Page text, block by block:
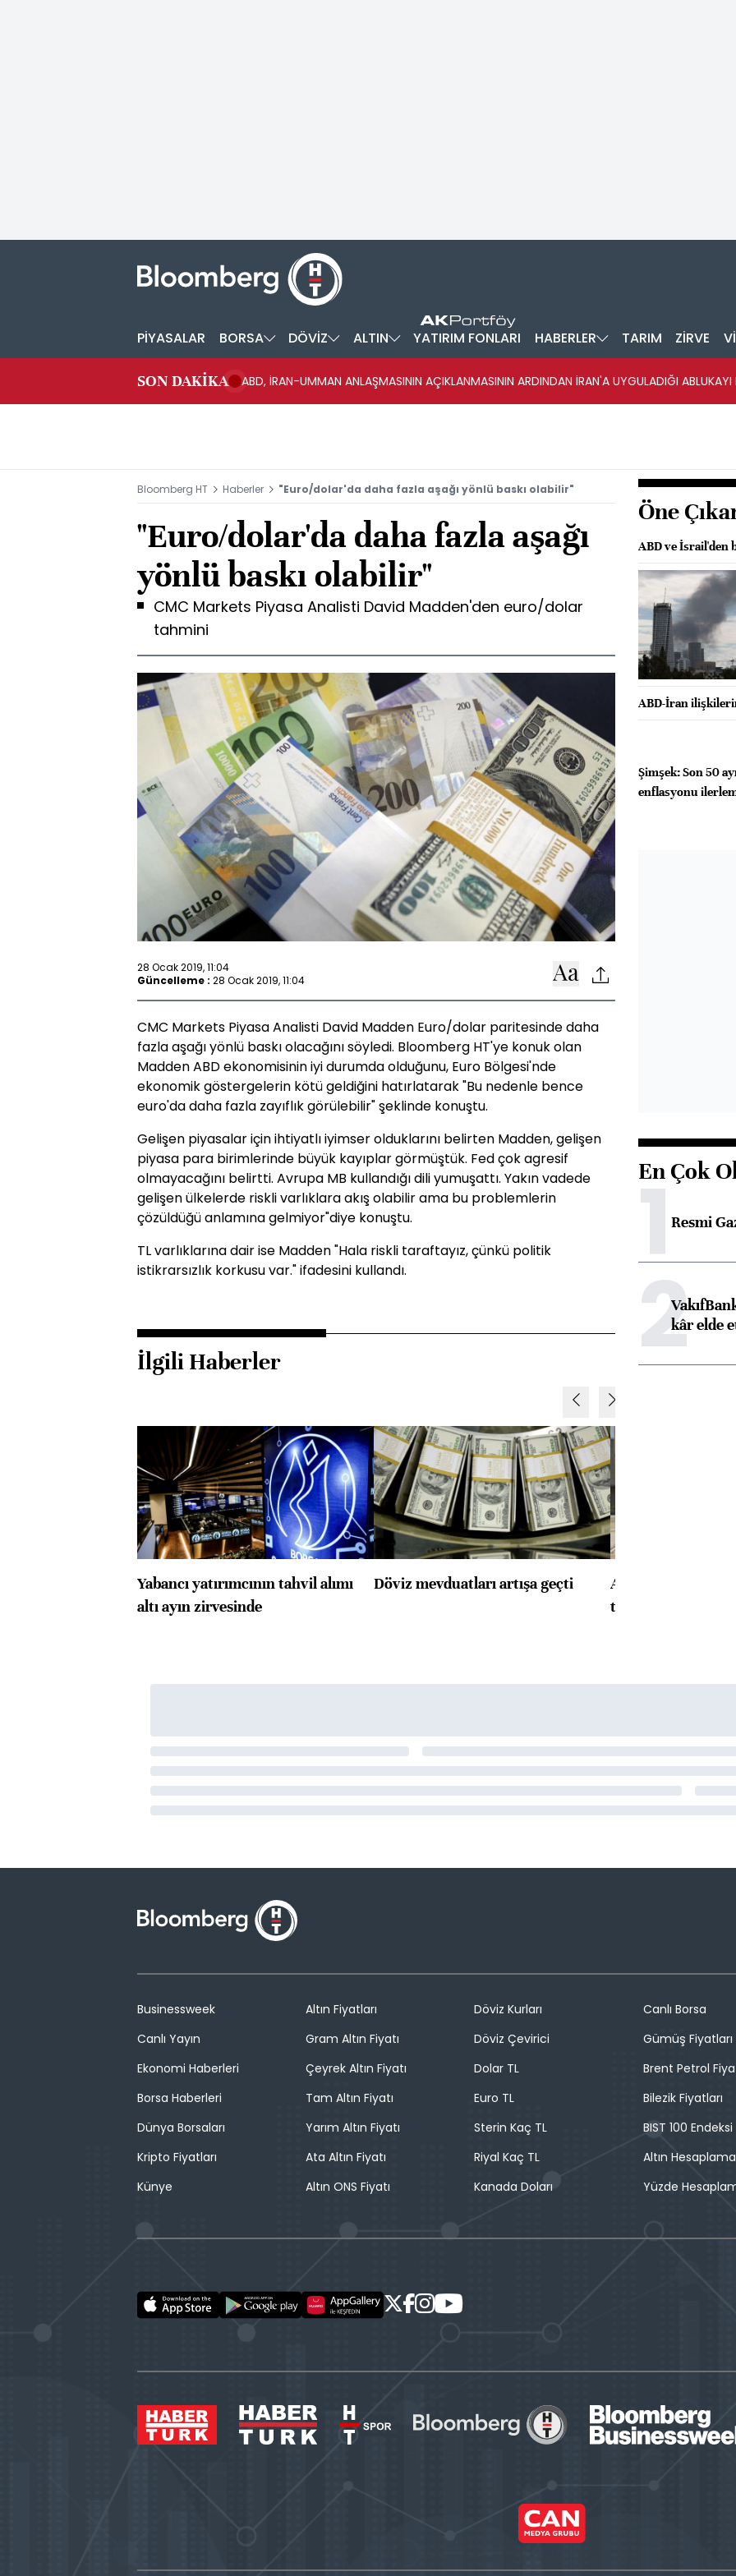
PİYASALAR BORSA DÖVİZ ALTIN YATIRIM FONLARI HABERLER TARIM ZİRVE
SON DAKİKA ABD, İRAN-UMMAN ANLAŞMASININ AÇIKLANMASININ ARDINDAN İRAN'A UYGULADIĞI ABLUKAYI
Bloomberg HT Haberler "Euro/dolar'da daha fazla aşağı yönlü baskı olabilir"
"Euro/dolar'da daha fazla aşağı
yönlü baskı olabilir"
CMC Markets Piyasa Analisti David Madden'den euro/dolar
tahmini
28 Ocak 2019, 11:04
Güncelleme : 28 Ocak 2019, 11:04
CMC Markets Piyasa Analisti David Madden Euro/dolar paritesinde daha
fazla aşağı yönlü baskı olacağını söyledi. Bloomberg HT'ye konuk olan
Madden ABD ekonomisinin iyi durumda olduğunu, Euro Bölgesi'nde
ekonomik göstergelerin kötü geldiğini hatırlatarak "Bu nedenle bence
euro'da daha fazla zayıflık görülebilir" şeklinde konuştu.
Gelişen piyasalar için ihtiyatlı iyimser olduklarını belirten Madden, gelişen
piyasa para birimlerinde büyük kayıplar görmüştük. Fed çok agresif
olmayacağını belirtti. Avrupa MB kullandığı dili yumuşattı. Yakın vadede
gelişen ülkelerde riskli varlıklara akış olabilir ama bu problemlerin
çözüldüğü anlamına gelmiyor"diye konuştu.
TL varlıklarına dair ise Madden "Hala riskli taraftayız, çünkü politik
istikrarsızlık korkusu var." ifadesini kullandı.
İlgili Haberler
Yabancı yatırımcının tahvil alımı
altı ayın zirvesinde
Döviz mevduatları artışa geçti
ABD'de konut
toparlandı
Öne
ABD ve İsrail'den
ABD-İran
Şimşek: Son 50
enflasyonu
En Çok
1Resmi
2kâr elde
Businessweek
Canlı Yayın
Ekonomi Haberleri
Borsa Haberleri
Dünya Borsaları
Kripto Fiyatları
Künye
Altın Fiyatları
Gram Altın Fiyatı
Çeyrek Altın Fiyatı
Tam Altın Fiyatı
Yarım Altın Fiyatı
Ata Altın Fiyatı
Altın ONS Fiyatı
Döviz Kurları
Döviz Çevirici
Dolar TL
Euro TL
Sterin Kaç TL
Riyal Kaç TL
Kanada Doları
Canlı Borsa
Gümüş Fiyatları
Brent Petrol
Bilezik Fiyatları
BIST 100 Endeksi
Altın Hesaplama
Yüzde